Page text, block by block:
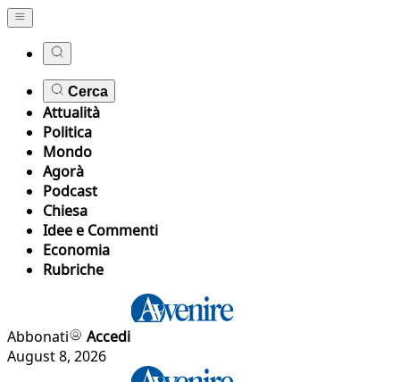
Cerca
Attualità
Politica
Mondo
Agorà
Podcast
Chiesa
Idee e Commenti
Economia
Rubriche
Abbonati
Accedi
August 8, 2026